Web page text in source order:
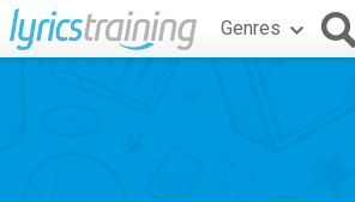
Genres